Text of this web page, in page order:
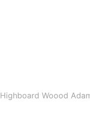
Highboard Woood